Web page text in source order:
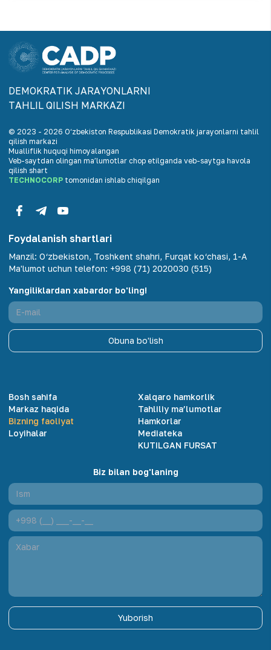
DEMOKRАTIK JАRАYONLАRNI
TАHLIL QILISH MАRKАZI
© 2023 - 2026 O‘zbekiston Respublikasi Demokratik jarayonlarni tahlil
qilish markazi
Mualliflik huquqi himoyalangan
Veb-saytdan olingan maʼlumotlar chop etilganda veb-saytga havola
qilish shart
TECHNOCORP tomonidan ishlab chiqilgan
Foydalanish shartlari
Manzil: O‘zbekiston, Toshkent shahri, Furqat ko‘chasi, 1-A
Ma'lumot uchun telefon: +998 (71) 2020030 (515)
Yangiliklardan xabardor bo'ling!
Obuna bo'lish
Bosh sahifa
Markaz haqida
Bizning faoliyat
Loyihalar
Xalqaro hamkorlik
Tahliliy ma’lumotlar
Hamkorlar
Mediateka
KUTILGAN FURSAT
Biz bilan bog'laning
Yuborish